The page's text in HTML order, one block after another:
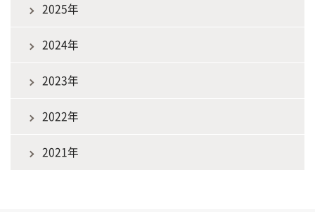
2025年
2024年
2023年
2022年
2021年